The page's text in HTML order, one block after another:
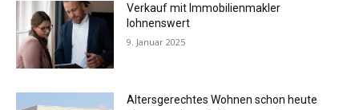
Verkauf mit Immobilienmakler
lohnenswert
9. Januar 2025
Altersgerechtes Wohnen schon heute